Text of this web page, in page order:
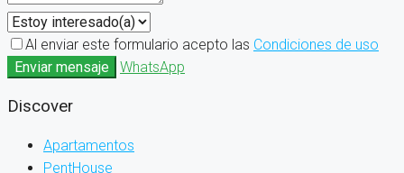
Al enviar este formulario acepto las Condiciones de uso
Enviar mensaje
WhatsApp
Discover
Apartamentos
PentHouse